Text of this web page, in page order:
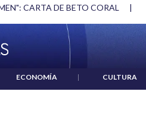
CARTA DE BETO CORAL |
ECONOMÍA | CULTURA